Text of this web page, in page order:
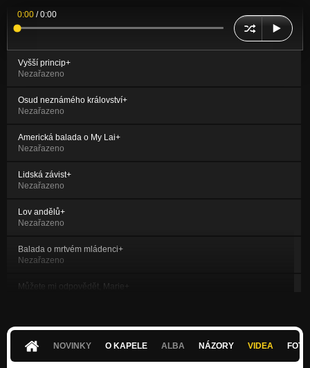
0:00 /0:00
Vyšší princip+
Nezařazeno
Osud neznámého království+
Nezařazeno
Americká balada o My Lai+
Nezařazeno
Lidská závist+
Nezařazeno
Lov andělů+
Nezařazeno
Balada o mrtvém mládenci+
Nezařazeno
Můžete mi odpovědět, Marie+
Alfa Centauri
NOVINKY O KAPELE ALBA NÁZORY VIDEA